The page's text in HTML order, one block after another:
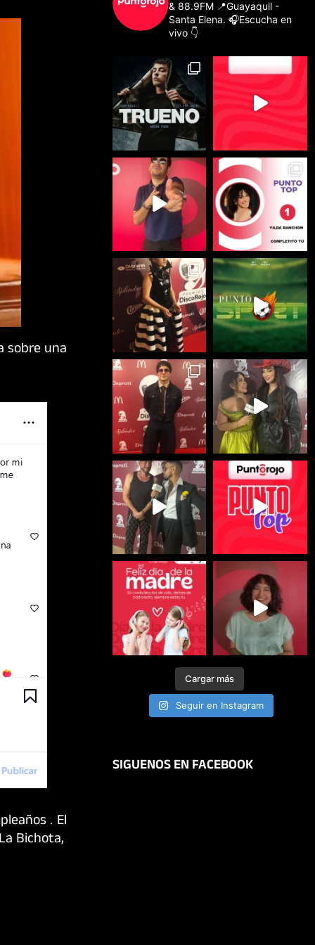
sobre una
. El
Bichota,
& 88.9FM📍Guayaquil -
Santa Elena. 🎧Escucha en
vivo 👇
Cargar más
Seguir en Instagram
SIGUENOS EN FACEBOOK